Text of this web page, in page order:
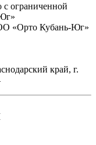
ограниченной
«Орто Кубань-Юг»
край, г.